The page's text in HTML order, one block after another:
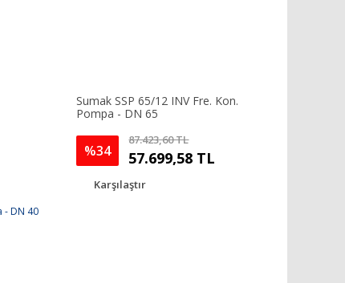
Sumak SSP 65/12 INV Fre. Kon.
Pompa - DN 65
%34
87.423,60 TL
57.699,58 TL
Karşılaştır